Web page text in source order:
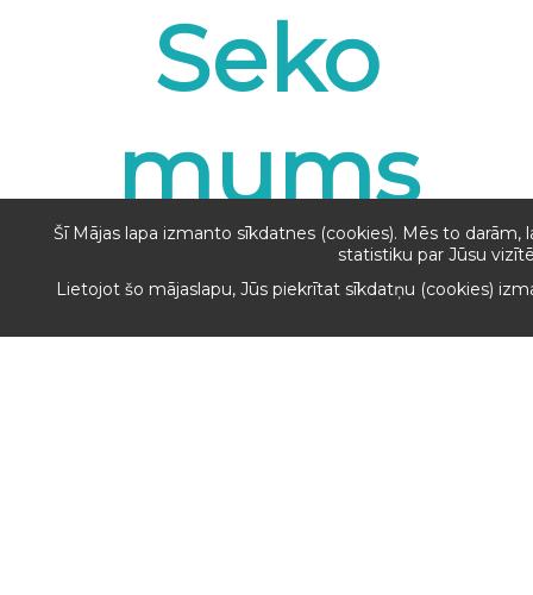
Seko
mums
Šī Mājas lapa izmanto sīkdatnes (cookies). Mēs to
statistiku par Jūsu
Lietojot šo mājaslapu, Jūs piekrītat sīkdatņu (cookies)